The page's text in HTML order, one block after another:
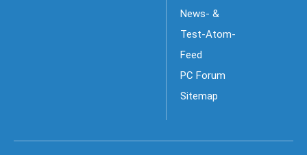
News- &
Test-Atom-
Feed
PC Forum
Sitemap